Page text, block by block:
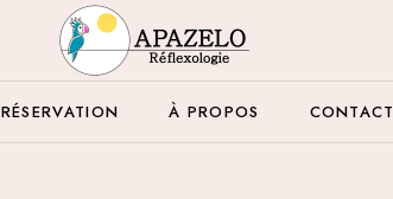
RÉSERVATION À PROPOS CONTACT